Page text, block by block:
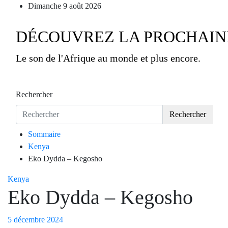
contenu
Dimanche 9 août 2026
DÉCOUVREZ LA
Le son de l'Afrique au monde et plus encore.
Rechercher
Rechercher
Sommaire
Kenya
Eko Dydda – Kegosho
Kenya
Eko Dydda – Kegosho
5 décembre 2024